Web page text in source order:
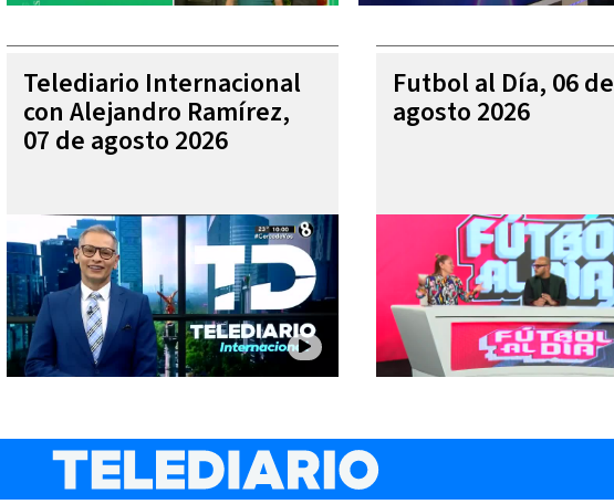
Telediario Internacional
con Alejandro Ramírez,
07 de agosto 2026
Futbol al Día, 06 de
agosto 2026